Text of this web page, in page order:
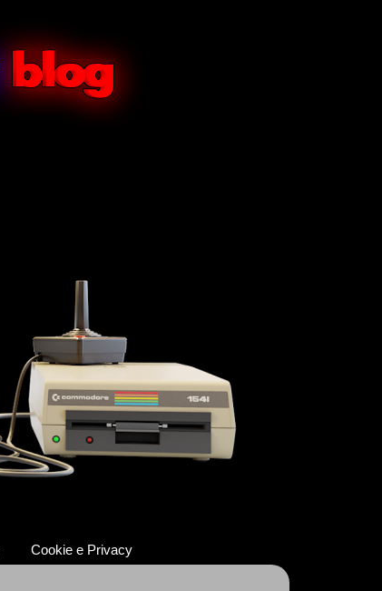
Cookie e Privacy